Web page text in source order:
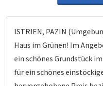
ISTRIEN, PAZIN
Haus im Grünen! Im
ein schönes Grundstück
für ein schönes